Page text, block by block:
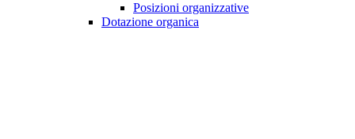
Posizioni organizzative
Dotazione organica